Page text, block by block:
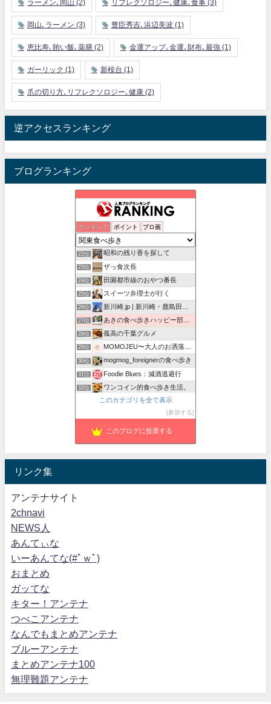
ラーメン､岡山 (2) リフレクソロジー､健康､食事 (3)
岡山､ラーメン (3) 豊臣秀吉､浜辺美波 (1)
恵比寿､賄い飯､薬膳 (2) 金運アップ､金運､財布､最強 (1)
ガーリック (1) 新桜台 (1)
爪の切り方､リフレクソロジー､健康 (2)
逆アクセスランキング
ブログランキング
ランキング ポイント ブロ画
20位 パラリーガルの食べ歩き日記
21位 東京たべある記
22位 昭和の残り香を探して
23位 ザっ食次長
24位 田園都市線のおやつ番長
25位 スイーツ弁理士が行く
26位 新川崎.jp | 新川崎・鹿島田の地域情報配信中！
27位 あきの食べ歩きハッピー部｜東長崎・西武池袋線沿線グルメ
28位 孤高の千葉グルメ
29位 MOMOJEU〜大人のお洒落な旅とグルメ。
30位 mogmog_foreignerの食べ歩き
31位 Foodie Blues：減酒逃避行
32位 ワンコイン的食べ歩き生活。
新宿グルメでごきげん日和
紅子のセレブなグルメ日記
このカテゴリを全て表示
参加する
このブログに投票する
リンク集
アンテナサイト
2chnavi
NEWS人
あんてぃな
いーあんてな(#ﾟｗﾟ)
おまとめ
ガッてな
キター！アンテナ
つべこアンテナ
なんでもまとめアンテナ
ブルーアンテナ
まとめアンテナ100
無理難題アンテナ